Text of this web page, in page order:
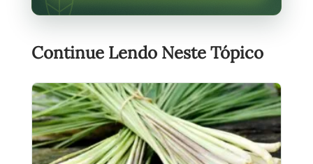
Continue Lendo Neste Tópico